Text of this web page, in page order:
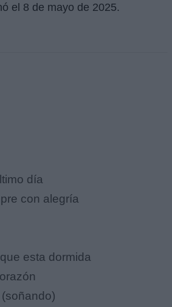
el 8 de mayo de 2025.
día
con alegría
esta dormida